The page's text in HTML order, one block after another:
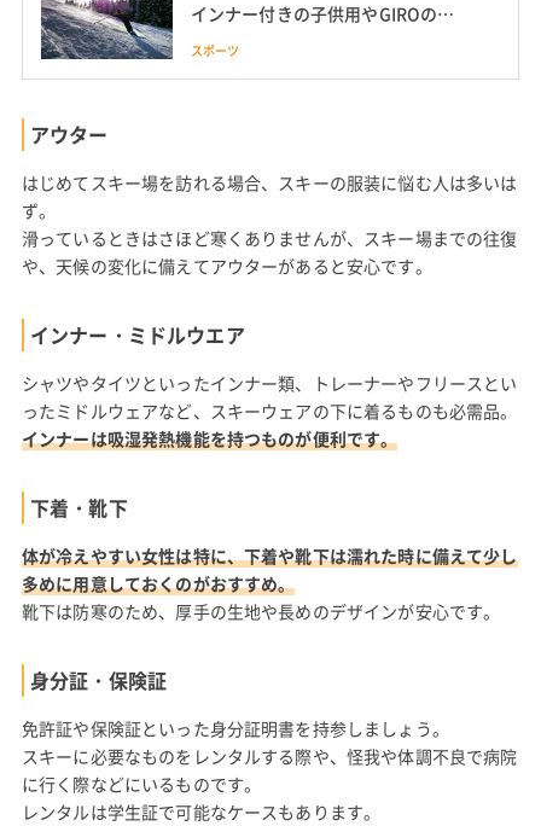
インナー付きの子供用やGIROのレ
ディースヘルメットも紹介
スポーツ
アウター
はじめてスキー場を訪れる場合、スキーの服装に悩む人は多いは
ず。
滑っているときはさほど寒くありませんが、スキー場までの往復
や、天候の変化に備えてアウターがあると安心です。
インナー・ミドルウエア
シャツやタイツといったインナー類、トレーナーやフリースとい
ったミドルウェアなど、スキーウェアの下に着るものも必需品。
インナーは吸湿発熱機能を持つものが便利です。
下着・靴下
体が冷えやすい女性は特に、下着や靴下は濡れた時に備えて少し
多めに用意しておくのがおすすめ。
靴下は防寒のため、厚手の生地や長めのデザインが安心です。
身分証・保険証
免許証や保険証といった身分証明書を持参しましょう。
スキーに必要なものをレンタルする際や、怪我や体調不良で病院
に行く際などにいるものです。
レンタルは学生証で可能なケースもあります。